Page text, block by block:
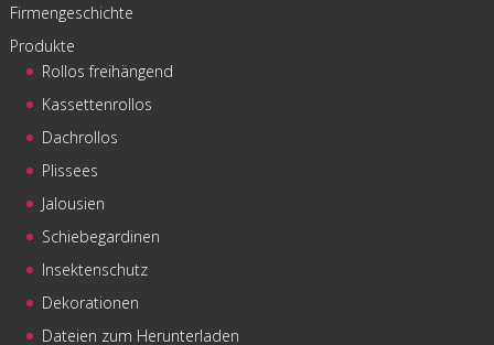
Firmengeschichte
Produkte
Rollos freihängend
Kassettenrollos
Dachrollos
Plissees
Jalousien
Schiebegardinen
Insektenschutz
Dekorationen
Dateien zum Herunterladen